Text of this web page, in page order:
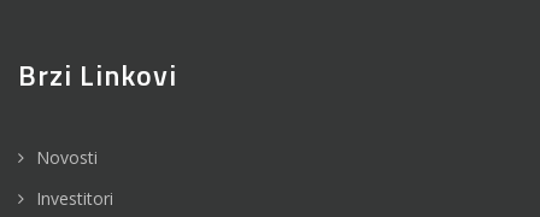
Brzi Linkovi
Novosti
Investitori